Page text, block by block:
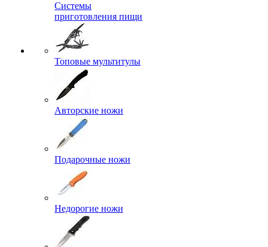
Системы
приготовления пищи
Топовые мультитулы
Авторские ножи
Подарочные ножи
Недорогие ножи